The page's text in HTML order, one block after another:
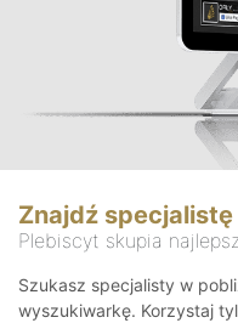
Znajdź specjalistę
Plebiscyt skupia
Szukasz specjalisty w
wyszukiwarkę. Korzystaj